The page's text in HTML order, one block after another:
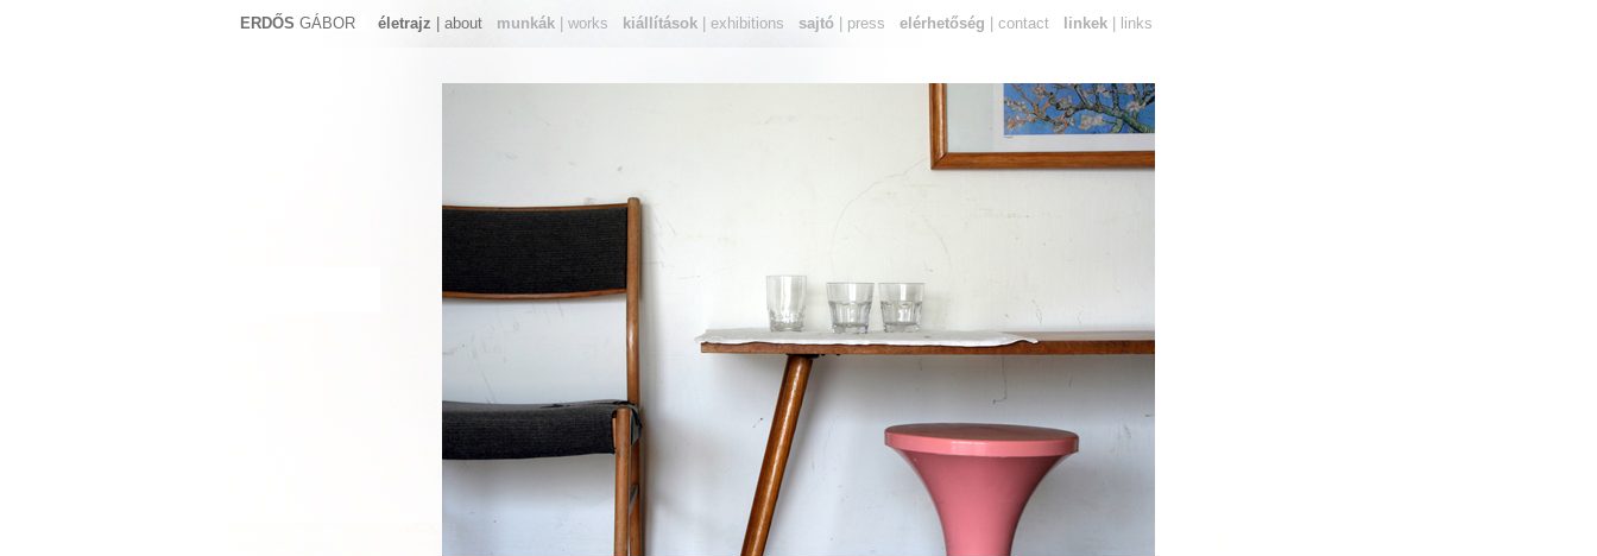
ERDŐS GÁBOR életrajz | about munkák | works kiállítások | exhibitions sajtó | press elérhetőség | contact linkek | links